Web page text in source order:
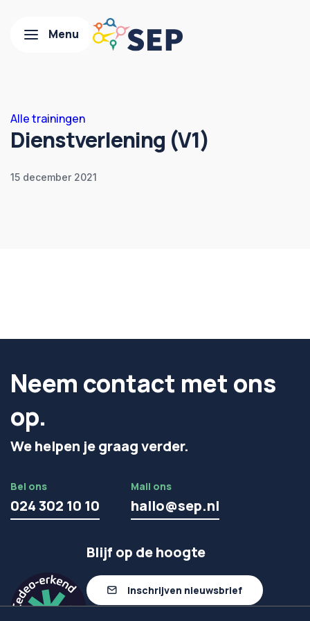
Alle trainingen
Dienstverlening (V1)
15 december 2021
Neem contact met ons
op.
We helpen je graag verder.
Bel ons
024 302 10 10
Mail ons
hallo@sep.nl
Blijf op de hoogte
Inschrijven nieuwsbrief